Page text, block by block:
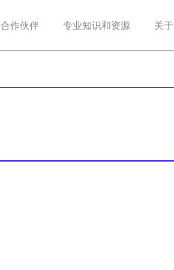
合作伙伴 专业知识和资源 关于